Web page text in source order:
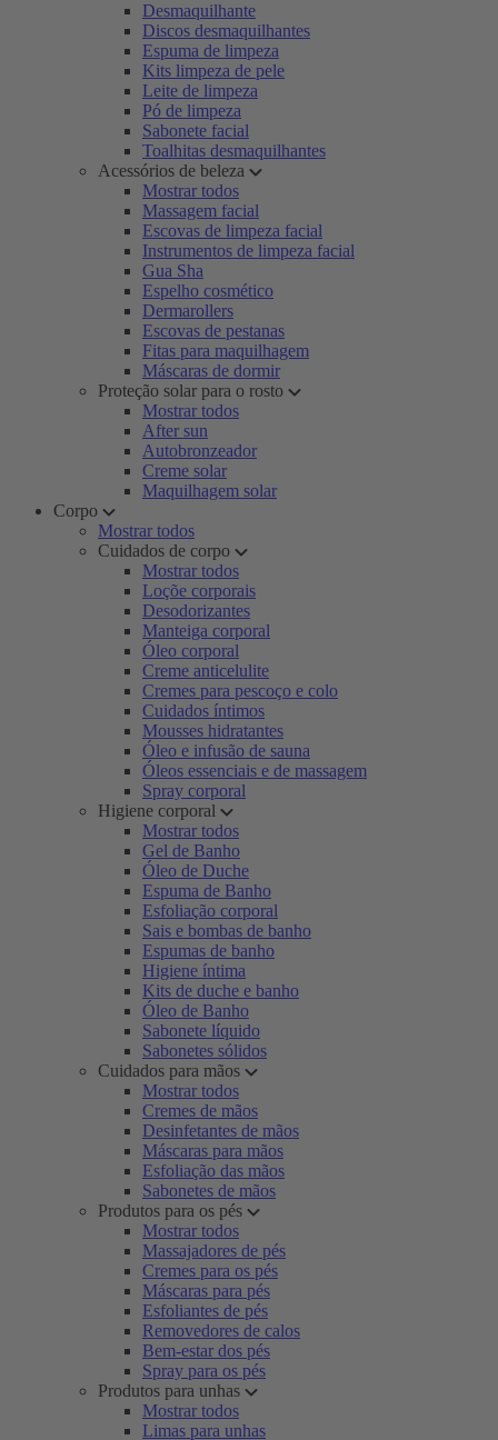
Desmaquilhante
Discos desmaquilhantes
Espuma de limpeza
Kits limpeza de pele
Leite de limpeza
Pó de limpeza
Sabonete facial
Toalhitas desmaquilhantes
Acessórios de beleza
Mostrar todos
Massagem facial
Escovas de limpeza facial
Instrumentos de limpeza facial
Gua Sha
Espelho cosmético
Dermarollers
Escovas de pestanas
Fitas para maquilhagem
Máscaras de dormir
Proteção solar para o rosto
Mostrar todos
After sun
Autobronzeador
Creme solar
Maquilhagem solar
Corpo
Mostrar todos
Cuidados de corpo
Mostrar todos
Loçõe corporais
Desodorizantes
Manteiga corporal
Óleo corporal
Creme anticelulite
Cremes para pescoço e colo
Cuidados íntimos
Mousses hidratantes
Óleo e infusão de sauna
Óleos essenciais e de massagem
Spray corporal
Higiene corporal
Mostrar todos
Gel de Banho
Óleo de Duche
Espuma de Banho
Esfoliação corporal
Sais e bombas de banho
Espumas de banho
Higiene íntima
Kits de duche e banho
Óleo de Banho
Sabonete líquido
Sabonetes sólidos
Cuidados para mãos
Mostrar todos
Cremes de mãos
Desinfetantes de mãos
Máscaras para mãos
Esfoliação das mãos
Sabonetes de mãos
Produtos para os pés
Mostrar todos
Massajadores de pés
Cremes para os pés
Máscaras para pés
Esfoliantes de pés
Removedores de calos
Bem-estar dos pés
Spray para os pés
Produtos para unhas
Mostrar todos
Limas para unhas